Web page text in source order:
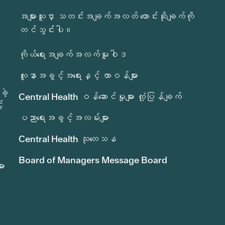
အများသူငှာ သတင်းအချက်အလတ် တောင်းဆိုချက်ကို
တင်သွင်းပါ။
ကိုယ်ရေးအချက်အလက်မူဝါဒ
လူနာအခွင့်အရေးနှင့် တာဝန်များ
Central Health ဝန်ဆောင်မှုများ တုံ့ပြန်ချက်
ပညာရေးအခွင့်အလမ်းများ
Central Health သုတေသန
Board of Managers Message Board